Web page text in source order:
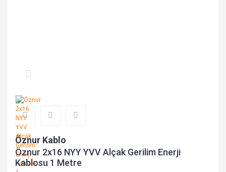
Öznur Kablo
Öznur 2x16 NYY YVV Alçak Gerilim Enerji
Kablosu 1 Metre